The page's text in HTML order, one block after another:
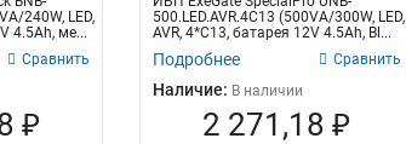
3
2
2
240W, LED,
4.5Ah, ме...
Сравнить
₽
500.LED.AVR.4C13 (500VA/300W, LED,
AVR, 4*C13, батарея 12V 4.5Ah, Bl...
Подробнее Сравнить
Наличие: В наличии
2 271,18 ₽